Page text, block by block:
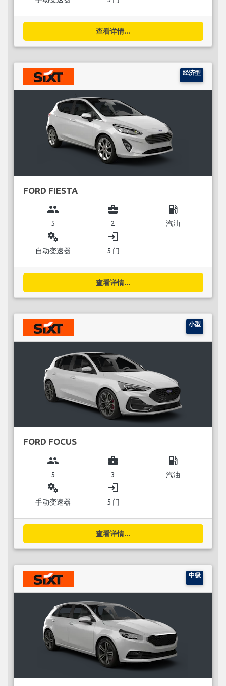
查看详情...
经济型
FORD FIESTA
group
5
business_center
2
local_gas_station
汽油
miscellaneous_services
自动变速器
login
5 门
查看详情...
小型
FORD FOCUS
group
5
business_center
3
local_gas_station
汽油
miscellaneous_services
手动变速器
login
5 门
查看详情...
中级